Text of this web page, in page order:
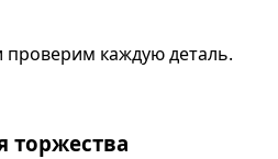
каждую деталь.
торжества